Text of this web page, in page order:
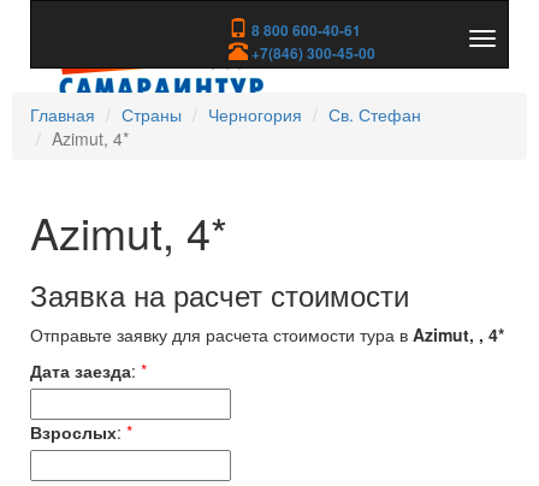
8 800 600-40-61
+7(846) 300-45-00
скрыть
Главная
Страны Черногория
Св. Стефан
Azimut, 4*
Azimut, 4*
Заявка на расчет стоимости
Отправьте заявку для расчета стоимости тура в Azimut, , 4*
Дата заезда: *
Взрослых: *